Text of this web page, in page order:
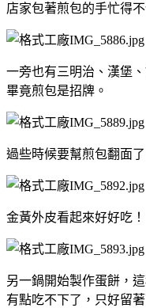
店家包著煎包的手忙得不
一旁也有三明治、漢堡
畢竟煎包是招牌。
過些時候要幫煎包翻面了
金黃外皮看起來好好吃！
另一鍋開始製作蛋餅，
有點吃不下了，只好留著